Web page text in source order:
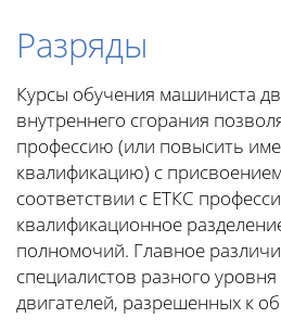
Разряды
Курсы обучения машиниста
внутреннего сгорания
профессию (или повысить
квалификацию) с
соответствии с ЕТКС
квалификационное
полномочий. Главное
специалистов разного
двигателей, разрешенных к